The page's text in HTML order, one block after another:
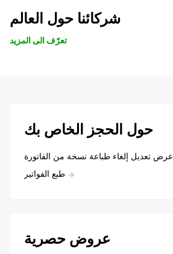
شركائنا حول العالم
تعرّف الى المزيد
حول الحجز الخاص بك
عرض تعديل إلغاء طباعة نسخة من الفاتورة
طبع الفواتير
عروض حصرية